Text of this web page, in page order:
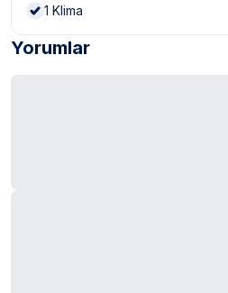
1 Klima
Yorumlar